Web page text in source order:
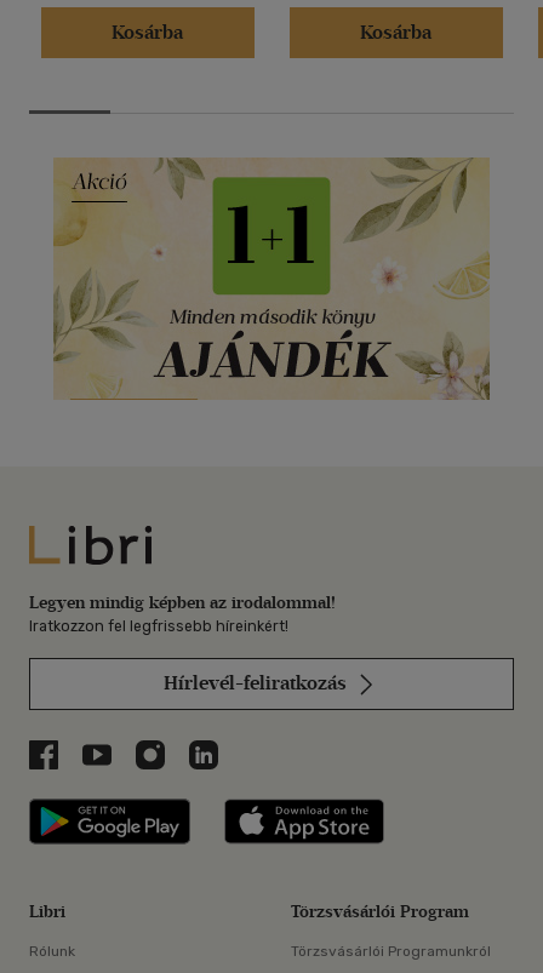
Kosárba
Kosárba
Libri
Legyen mindig képben az irodalommal!
Iratkozzon fel legfrissebb híreinkért!
Hírlevél-feliratkozás
Libri a Facebookon
Libri a Youtube-on
Libri az Instagramon
Libri a LinkedInen
Libri applikáció Szerezd meg: Google
Libri
Rólunk
Törzsvásárlói Program
Törzsvásárlói Programunkról